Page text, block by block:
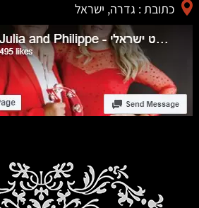
כתובת : גדרה, ישראל